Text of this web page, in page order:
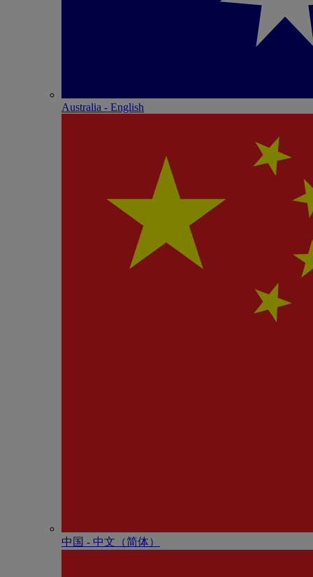
Australia - English
中国 - 中⽂（简体）